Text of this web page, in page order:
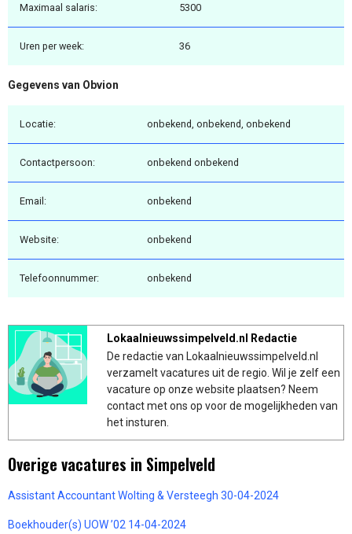
Maximaal salaris: 5300
Uren per week: 36
Gegevens van Obvion
Locatie: onbekend, onbekend, onbekend
Contactpersoon: onbekend onbekend
Email: onbekend
Website: onbekend
Telefoonnummer: onbekend
Lokaalnieuwssimpelveld.nl Redactie
De redactie van Lokaalnieuwssimpelveld.nl
verzamelt vacatures uit de regio. Wil je zelf een
vacature op onze website plaatsen? Neem
contact met ons op voor de mogelijkheden van
het insturen.
Overige vacatures in Simpelveld
Assistant Accountant Wolting & Versteegh 30-04-2024
Boekhouder(s) UOW ’02 14-04-2024